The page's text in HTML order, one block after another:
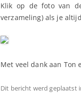
Klik op de foto van
verzameling) als je
Met veel dank aan Ton
Dit bericht werd geplaatst